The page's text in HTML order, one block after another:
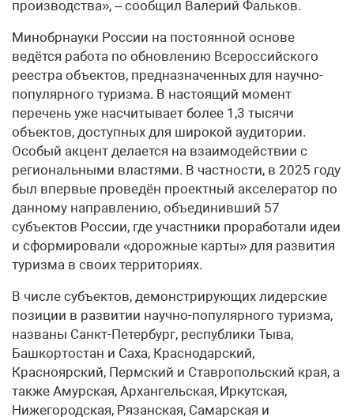
производства», – сообщил Валерий Фальков.
Минобрнауки России на постоянной основе
ведётся работа по обновлению Всероссийского
реестра объектов, предназначенных для научно-
популярного туризма. В настоящий момент
перечень уже насчитывает более 1,3 тысячи
объектов, доступных для широкой аудитории.
Особый акцент делается на взаимодействии с
региональными властями. В частности, в 2025 году
был впервые проведён проектный акселератор по
данному направлению, объединивший 57
субъектов России, где участники проработали идеи
и сформировали «дорожные карты» для развития
туризма в своих территориях.
В числе субъектов, демонстрирующих лидерские
позиции в развитии научно-популярного туризма,
названы Санкт-Петербург, республики Тыва,
Башкортостан и Саха, Краснодарский,
Красноярский, Пермский и Ставропольский края, а
также Амурская, Архангельская, Иркутская,
Нижегородская, Рязанская, Самарская и